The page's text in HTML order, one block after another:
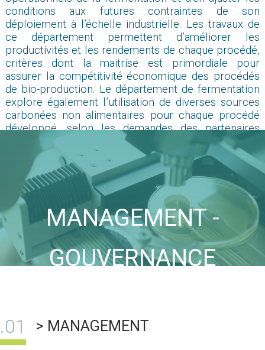
conditions aux futures contraintes de son
déploiement à l’échelle industrielle. Les travaux de
ce département permettent d’améliorer les
productivités et les rendements de chaque procédé,
critères dont la maitrise est primordiale pour
assurer la compétitivité économique des procédés
de bio-production. Le département de fermentation
explore également l’utilisation de diverses sources
carbonées non alimentaires pour chaque procédé
développé, selon les demandes des partenaires
MANAGEMENT -
GOUVERNANCE
> MANAGEMENT